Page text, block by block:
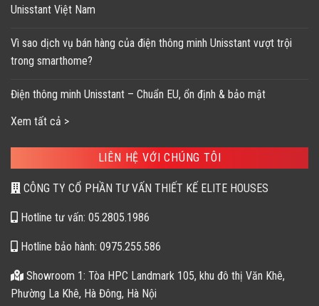
Unisstant Việt Nam
Vì sao dịch vụ bán hàng của điện thông minh Unisstant vượt trội
trong smarthome?
Điện thông minh Unisstant – Chuẩn EU, ổn định & bảo mật
Xem tất cả >
LIÊN HỆ VỚI CHÚNG TÔI
CÔNG TY CỔ PHẦN TƯ VẤN THIẾT KẾ ELITE HOUSES
Hotline tư vấn: 05.2805.1986
Hotline bảo hành: 0975.255.586
Showroom 1: Tòa HPC Landmark 105, khu đô thị Văn Khê,
Phường La Khê, Hà Đông, Hà Nội